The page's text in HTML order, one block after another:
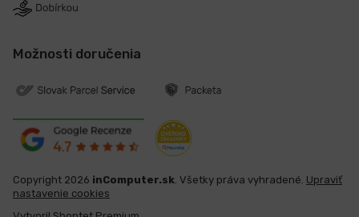
Možnosti doručenia
Copyright 2026 inComputer.sk . Všetky práva vyhradené. Upraviť
nastavenie cookies